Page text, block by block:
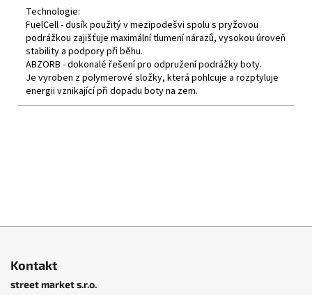
Technologie:
FuelCell - dusík použitý v mezipodešvi spolu s pryžovou
podrážkou zajišťuje maximální tlumení nárazů, vysokou úroveň
stability a podpory při běhu.
ABZORB - dokonalé řešení pro odpružení podrážky boty.
Je vyroben z polymerové složky, která pohlcuje a rozptyluje
energii vznikající při dopadu boty na zem.
Kontakt
street market s.r.o.